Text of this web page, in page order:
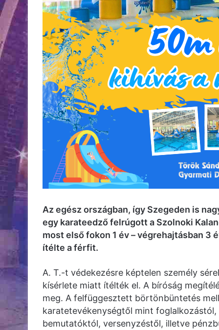
Az egész országban, így Szegeden is
egy karateedző felrúgott a Szolnoki
most első fokon 1 év – végrehajtásban
ítélte a férfit.
A. T.-t védekezésre képtelen személy
kísérlete miatt ítélték el. A bíróság
meg. A felfüggesztett börtönbüntetés
karatetevékenységtől mint
bemutatóktól, versenyzéstől, illetve